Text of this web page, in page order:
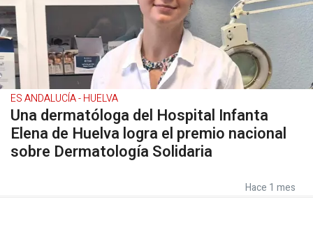
ES ANDALUCÍA - HUELVA
Una dermatóloga del Hospital Infanta
Elena de Huelva logra el premio nacional
sobre Dermatología Solidaria
Hace 1 mes